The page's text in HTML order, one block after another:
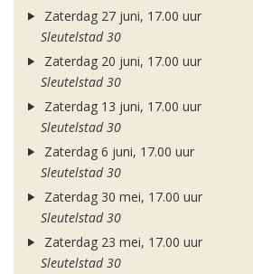
Zaterdag 27 juni, 17.00 uur
Sleutelstad 30
Zaterdag 20 juni, 17.00 uur
Sleutelstad 30
Zaterdag 13 juni, 17.00 uur
Sleutelstad 30
Zaterdag 6 juni, 17.00 uur
Sleutelstad 30
Zaterdag 30 mei, 17.00 uur
Sleutelstad 30
Zaterdag 23 mei, 17.00 uur
Sleutelstad 30